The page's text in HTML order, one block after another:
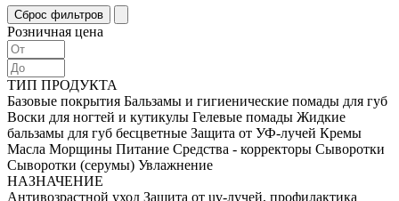
Розничная цена
ТИП ПРОДУКТА
Базовые покрытия Бальзамы и гигиенические помады для губ
Воски для ногтей и кутикулы Гелевые помады Жидкие
бальзамы для губ бесцветные Защита от УФ-лучей Кремы
Масла Морщины Питание Средства - корректоры Сыворотки
Сыворотки (серумы) Увлажнение
НАЗНАЧЕНИЕ
Антивозрастной уход Защита от uv-лучей, профилактика